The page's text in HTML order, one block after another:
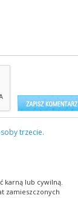
trzecie.
karną lub cywilną.
zamieszczonych